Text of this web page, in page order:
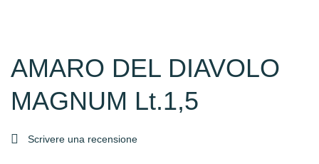
AMARO DEL DIAVOLO
MAGNUM Lt.1,5
 Scrivere una recensione